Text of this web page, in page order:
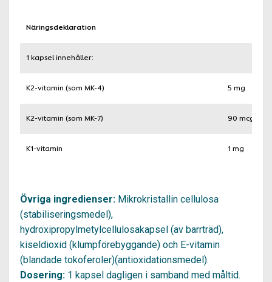
Näringsdeklaration
1 kapsel innehåller:
K2-vitamin (som MK-4) 5 mg
K2-vitamin (som MK-7) 90 mcg
K1-vitamin 1 mg
Övriga ingredienser:Mikrokristallin cellulosa
(stabiliseringsmedel),
hydroxipropylmetylcellulosakapsel (av barrträd),
kiseldioxid (klumpförebyggande) och E-vitamin
(blandade tokoferoler)(antioxidationsmedel).
Dosering:1 kapsel dagligen i samband med måltid.